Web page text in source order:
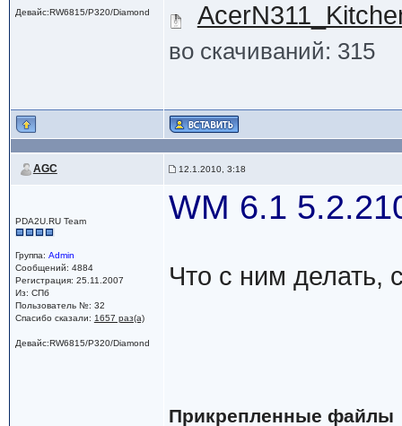
Девайс:RW6815/P320/Diamond
во скачиваний: 315
AGC 12.1.2010, 3:18
PDA2U.RU Team
Группа: Admin
Сообщений: 4884
Регистрация: 25.11.2007
Из: СПб
Пользователь №: 32
Спасибо сказали: 1657 раз(а)
Девайс:RW6815/P320/Diamond
WM 6.1
Что с ним делать,
Прикрепленные файлы